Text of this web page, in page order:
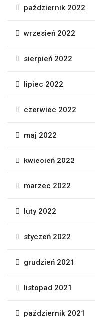
październik 2022
wrzesień 2022
sierpień 2022
lipiec 2022
czerwiec 2022
maj 2022
kwiecień 2022
marzec 2022
luty 2022
styczeń 2022
grudzień 2021
listopad 2021
październik 2021